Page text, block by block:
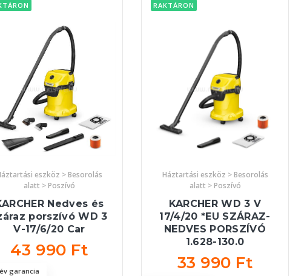
eszköz > Besorolás
alatt > Poszívó
Nedves és
porszívó WD 3
V-17/6/20 Car
43 990 Ft
garancia
RAKTÁRON
Háztartási eszköz > Besorolás
alatt > Poszívó
KARCHER WD 3 V
17/4/20 *EU SZÁRAZ-
NEDVES PORSZÍVÓ
1.628-130.0
33 990 Ft